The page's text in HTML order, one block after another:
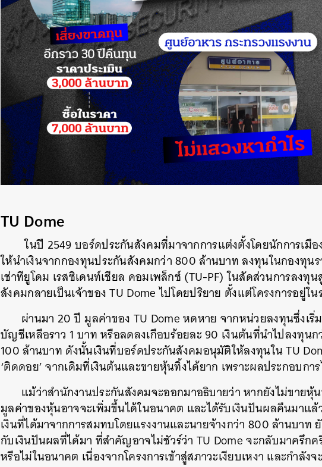
TU Dome
ในปี 2549 บอร์ดประกันสังคมที่มาจากการแต่งตั้งโดยนักการเมื
ให้นำเงินจากกองทุนประกันสังคมกว่า 800 ล้านบาท ลงทุนในกองทุน
เช่าทียูโดม เรสซิเดนท์เชียล คอมเพล็กซ์ (TU-PF) ในสัดส่วนการลงทุ
สังคมกลายเป็นเจ้าของ TU Dome ไปโดยปริยาย ตั้งแต่โครงการอยู่ใน
ผ่านมา 20 ปี มูลค่าของ TU Dome หดหาย จากหน่วยลงทุนซึ่งเ
บัญชีเหลือราว 1 บาท หรือลดลงเกือบร้อยละ 90 เงินต้นที่นำไปลงทุน
100 ล้านบาท ดังนั้นเงินที่บอร์ดประกันสังคมอนุมัติให้ลงทุนใน TU
‘ติดดอย’ จากเดิมที่เงินต้นและขายหุ้นทิ้งได้ยาก เพราะผลประกอบกา
แม้ว่าสำนักงานประกันสังคมจะออกมาอธิบายว่า หากยังไม่ขายหุ้
มูลค่าของหุ้นอาจจะเพิ่มขึ้นได้ในอนาคต และได้รับเงินปันผลคืนมาแ
เงินที่ได้มาจากการสมทบโดยแรงงานและนายจ้างกว่า 800 ล้านบาท
กับเงินปันผลที่ได้มา ที่สำคัญอาจไม่ชัวร์ว่า TU Dome จะกลับมาครึก
หรือไม่ในอนาคต เนื่องจากโครงการเข้าสู่สภาวะเงียบเหงา และกำลั
SHARE TWEET LINE EMAIL